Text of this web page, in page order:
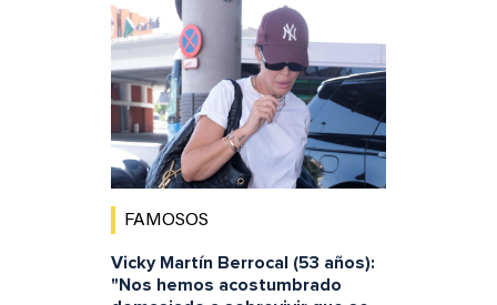
FAMOSOS
Vicky Martín Berrocal (53 años):
"Nos hemos acostumbrado